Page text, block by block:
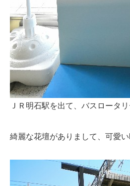
ＪＲ明石駅を出て、バスロータ
綺麗な花壇がありまして、可愛